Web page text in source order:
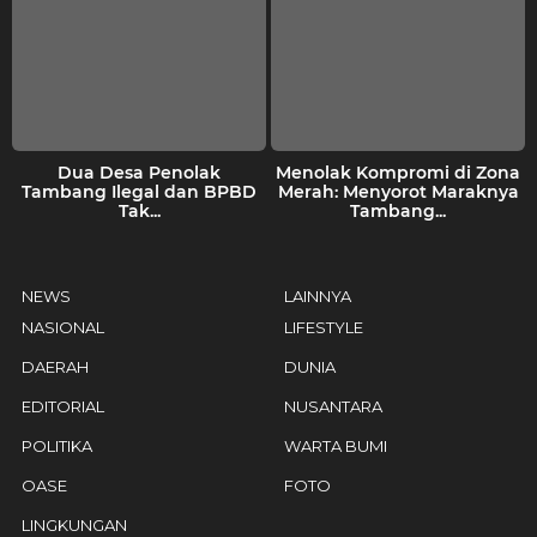
Dua Desa Penolak
Tambang Ilegal dan BPBD
Tak...
Menolak Kompromi di Zona
Merah: Menyorot Maraknya
Tambang...
NEWS
NASIONAL
DAERAH
EDITORIAL
POLITIKA
OASE
LINGKUNGAN
LAINNYA
LIFESTYLE
DUNIA
NUSANTARA
WARTA BUMI
FOTO